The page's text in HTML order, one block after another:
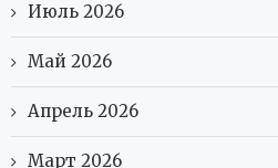
Июль 2026
Май 2026
Апрель 2026
Март 2026